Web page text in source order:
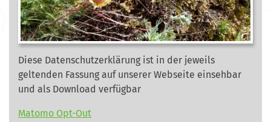
Diese Datenschutzerklärung ist in der jeweils
geltenden Fassung auf unserer Webseite einsehbar
und als Download verfügbar
Matomo Opt-Out